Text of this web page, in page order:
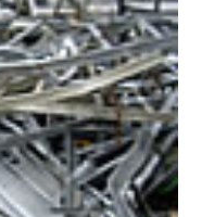
1,962円/kg(税込)
Ｂ